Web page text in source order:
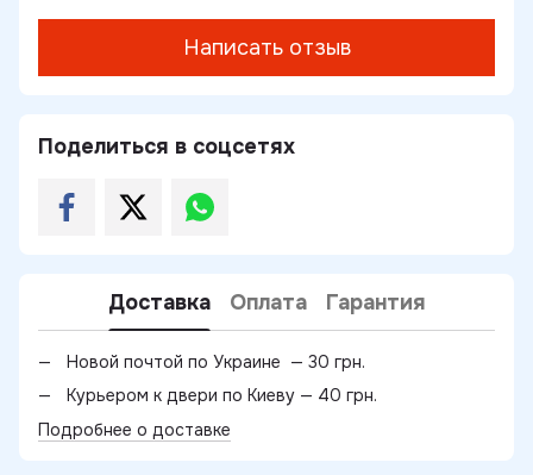
Написать отзыв
Поделиться в соцсетях
Доставка Оплата Гарантия
Новой почтой по Украине — 30 грн.
Курьером к двери по Киеву — 40 грн.
Подробнее о доставке